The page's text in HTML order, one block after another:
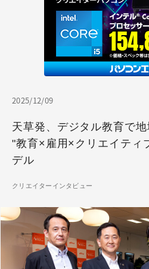
2025/12/09
天草発、デジタル教育で地
"教育×雇用×クリエイティ
デル
クリエイターインタビュー